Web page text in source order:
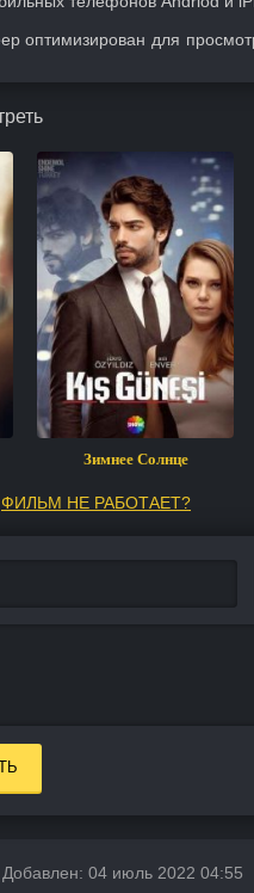
оптимизирован для
Зимнее Солнце
ФИЛЬМ НЕ РАБОТАЕТ?
Добавлен: 04 июль 2022 04:55